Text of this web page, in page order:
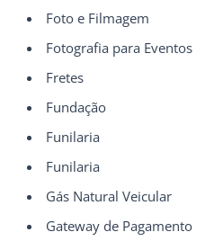
Foto e Filmagem
Fotografia para Eventos
Fretes
Fundação
Funilaria
Funilaria
Gás Natural Veicular
Gateway de Pagamento